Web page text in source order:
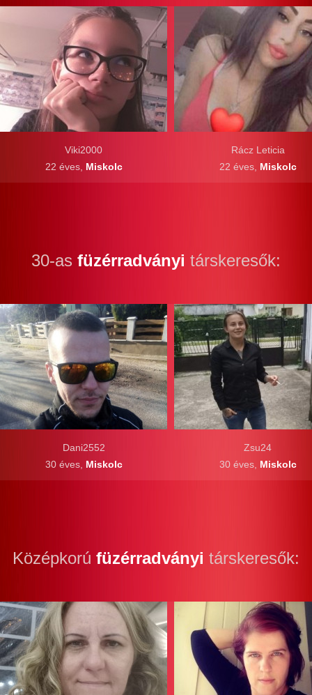
Viki2000
22 éves, Miskolc
Rácz Leticia
22 éves, Miskolc
30-as füzérradványi társkeresők:
Zsu24
30 éves, Miskolc
Dani2552
30 éves, Miskolc
Középkorú füzérradványi társkeresők: